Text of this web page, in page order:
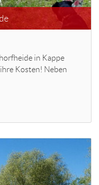
in Kappe
Kosten! Neben